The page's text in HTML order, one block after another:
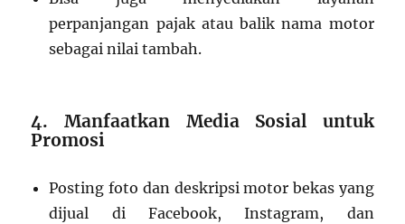
perpanjangan pajak atau balik nama motor
sebagai nilai tambah.
4. Manfaatkan Media Sosial untuk
Promosi
Posting foto dan deskripsi motor bekas yang
dijual di Facebook, Instagram, dan